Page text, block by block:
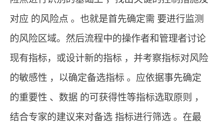
对应 的风险点 。也就是首先确定需 要进行监测
的风险区域。然后流程中的操作者和管理者讨论
现有指标，或设计新的指标 ，并考察指标对风险
的敏感性 ，以确定备选指标 。应依据事先确定
的重要性 、数据 的可获得性等指标选取原则 ，
结合专家的建议来对备选 指标进行筛选 。在最